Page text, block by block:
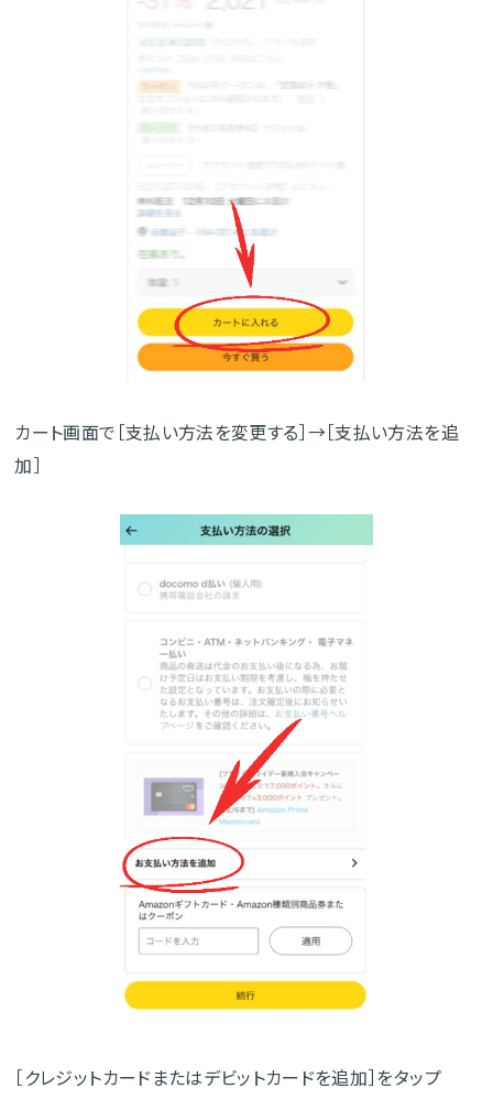
カート画面で［支払い方法を変更する］→［支払い方法を追
加］
［クレジットカードまたはデビットカードを追加］をタップ